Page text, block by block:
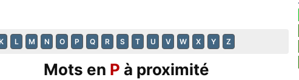
L M N O P Q R S T U V W X Y Z
Mots en P à proximité